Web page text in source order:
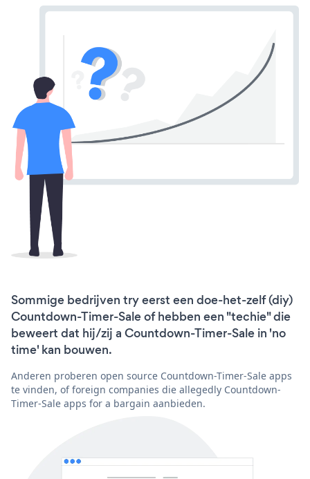
Sommige bedrijven try eerst een doe-het-zelf (diy)
Countdown-Timer-Sale of hebben een "techie" die
beweert dat hij/zij a Countdown-Timer-Sale in 'no
time' kan bouwen.
Anderen proberen open source Countdown-Timer-Sale apps
te vinden, of foreign companies die allegedly Countdown-
Timer-Sale apps for a bargain aanbieden.